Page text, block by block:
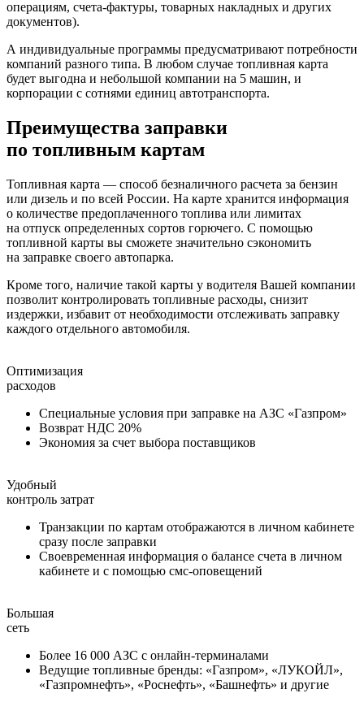
операциям, счета-фактуры, товарных накладных и других
документов).
А индивидуальные программы предусматривают потребности
компаний разного типа. В любом случае топливная карта
будет выгодна и небольшой компании на 5 машин, и
корпорации с сотнями единиц автотранспорта.
Преимущества заправки
по топливным картам
Топливная карта — способ безналичного расчета за бензин
или дизель и по всей России. На карте хранится информация
о количестве предоплаченного топлива или лимитах
на отпуск определенных сортов горючего. С помощью
топливной карты вы сможете значительно сэкономить
на заправке своего автопарка.
Кроме того, наличие такой карты у водителя Вашей компании
позволит контролировать топливные расходы, снизит
издержки, избавит от необходимости отслеживать заправку
каждого отдельного автомобиля.
Оптимизация
расходов
Специальные условия при заправке на АЗС «Газпром»
Возврат НДС 20%
Экономия за счет выбора поставщиков
Удобный
контроль затрат
Транзакции по картам отображаются в личном кабинете
сразу после заправки
Своевременная информация о балансе счета в личном
кабинете и с помощью смс-оповещений
Большая
сеть
Более 16 000 АЗС с онлайн-терминалами
Ведущие топливные бренды: «Газпром», «ЛУКОЙЛ»,
«Газпромнефть», «Роснефть», «Башнефть» и другие